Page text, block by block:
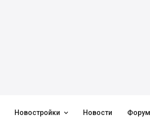
Новостройки  Новости Форум